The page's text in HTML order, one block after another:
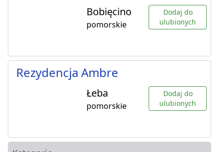
Bobięcino
pomorskie
Dodaj do
ulubionych
Rezydencja Ambre
Łeba
pomorskie
Dodaj do
ulubionych